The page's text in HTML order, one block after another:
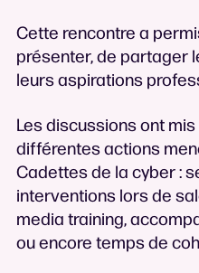
Cette rencontre a
présenter, de partager
leurs aspirations
Les discussions ont
différentes actions
Cadettes de la cyber :
interventions lors de
media training,
ou encore temps de